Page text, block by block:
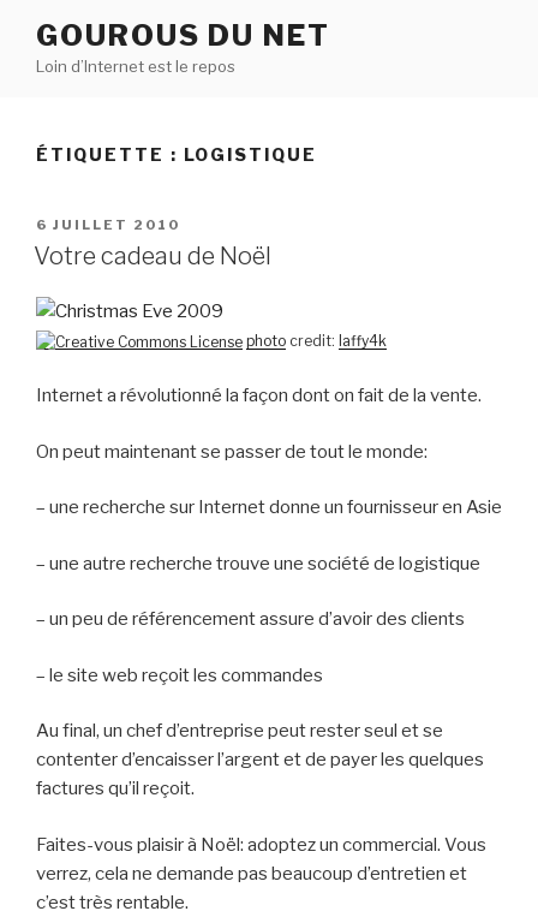
contenu
GOUROUS DU NET
Loin d’Internet est le repos
ÉTIQUETTE : LOGISTIQUE
PUBLIÉ
LE
6 JUILLET 2010
Votre cadeau de Noël
photo credit: laffy4k
Internet a révolutionné la façon dont on fait de la vente.
On peut maintenant se passer de tout le monde:
– une recherche sur Internet donne un fournisseur en Asie
– une autre recherche trouve une société de logistique
– un peu de référencement assure d’avoir des clients
– le site web reçoit les commandes
Au final, un chef d’entreprise peut rester seul et se
contenter d’encaisser l’argent et de payer les quelques
factures qu’il reçoit.
Faites-vous plaisir à Noël: adoptez un commercial. Vous
verrez, cela ne demande pas beaucoup d’entretien et
c’est très rentable.